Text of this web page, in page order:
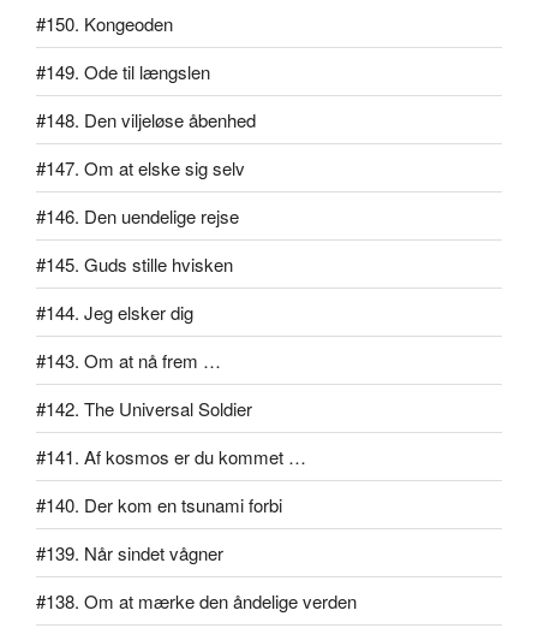
#150. Kongeoden
#149. Ode til længslen
#148. Den viljeløse åbenhed
#147. Om at elske sig selv
#146. Den uendelige rejse
#145. Guds stille hvisken
#144. Jeg elsker dig
#143. Om at nå frem …
#142. The Universal Soldier
#141. Af kosmos er du kommet …
#140. Der kom en tsunami forbi
#139. Når sindet vågner
#138. Om at mærke den åndelige verden